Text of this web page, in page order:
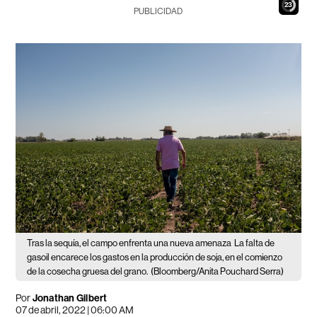
21
PUBLICIDAD
Tras la sequía, el campo enfrenta una nueva amenaza La falta de
gasoil encarece los gastos en la producción de soja, en el comienzo
de la cosecha gruesa del grano. (Bloomberg/Anita Pouchard Serra)
PorJonathan Gilbert
07 de abril, 2022 | 06:00 AM